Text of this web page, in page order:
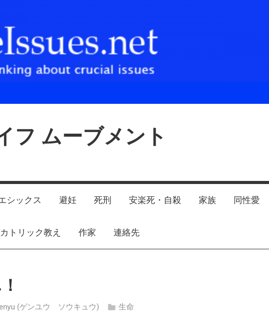
フ ムーブメント
シックス 避妊 死刑 安楽死・自殺 家族 同性愛
カトリック教え 作家 連絡先
(ゲンユウ ソウキュウ) 生命